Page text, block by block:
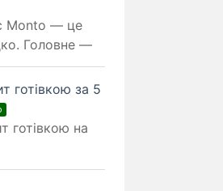
Monto — це
Головне —
готівкою за 5
готівкою на